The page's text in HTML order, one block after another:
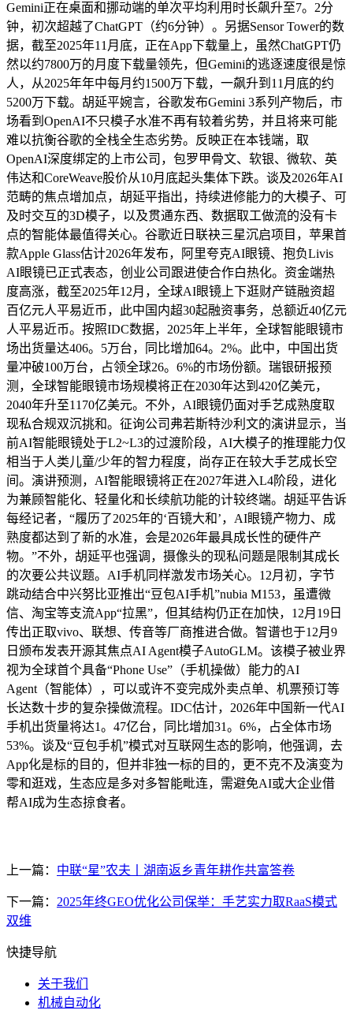
Gemini正在桌面和挪动端的单次平均利用时长飙升至7。2分
钟，初次超越了ChatGPT（约6分钟）。另据Sensor Tower的数
据，截至2025年11月底，正在App下载量上，虽然ChatGPT仍
然以约7800万的月度下载量领先，但Gemini的逃逐速度很是惊
人，从2025年年中每月约1500万下载，一飙升到11月底的约
5200万下载。胡延平婉言，谷歌发布Gemini 3系列产物后，市
场看到OpenAI不只模子水准不再有较着劣势，并且将来可能
难以抗衡谷歌的全栈全生态劣势。反映正在本钱端，取
OpenAI深度绑定的上市公司，包罗甲骨文、软银、微软、英
伟达和CoreWeave股价从10月底起头集体下跌。谈及2026年AI
范畴的焦点增加点，胡延平指出，持续进修能力的大模子、可
及时交互的3D模子，以及贯通东西、数据取工做流的没有卡
点的智能体最值得关心。谷歌近日联袂三星沉启项目，苹果首
款Apple Glass估计2026年发布，阿里夸克AI眼镜、抱负Livis
AI眼镜已正式表态，创业公司跟进使合作白热化。资金端热
度高涨，截至2025年12月，全球AI眼镜上下逛财产链融资超
百亿元人平易近币，此中国内超30起融资事务，总额近40亿元
人平易近币。按照IDC数据，2025年上半年，全球智能眼镜市
场出货量达406。5万台，同比增加64。2%。此中，中国出货
量冲破100万台，占领全球26。6%的市场份额。瑞银研报预
测，全球智能眼镜市场规模将正在2030年达到420亿美元，
2040年升至1170亿美元。不外，AI眼镜仍面对手艺成熟度取
现私合规双沉挑和。征询公司弗若斯特沙利文的演讲显示，当
前AI智能眼镜处于L2~L3的过渡阶段，AI大模子的推理能力仅
相当于人类儿童/少年的智力程度，尚存正在较大手艺成长空
间。演讲预测，AI智能眼镜将正在2027年进入L4阶段，进化
为兼顾智能化、轻量化和长续航功能的计较终端。胡延平告诉
每经记者，“履历了2025年的‘百镜大和’，AI眼镜产物力、成
熟度都达到了新的水准，会是2026年最具成长性的硬件产
物。”不外，胡延平也强调，摄像头的现私问题是限制其成长
的次要公共议题。AI手机同样激发市场关心。12月初，字节
跳动结合中兴努比亚推出“豆包AI手机”nubia M153，虽遭微
信、淘宝等支流App“拉黑”，但其结构仍正在加快，12月19日
传出正取vivo、联想、传音等厂商推进合做。智谱也于12月9
日颁布发表开源其焦点AI Agent模子AutoGLM。该模子被业界
视为全球首个具备“Phone Use”（手机操做）能力的AI
Agent（智能体），可以或许不变完成外卖点单、机票预订等
长达数十步的复杂操做流程。IDC估计，2026年中国新一代AI
手机出货量将达1。47亿台，同比增加31。6%，占全体市场
53%。谈及“豆包手机”模式对互联网生态的影响，他强调，去
App化是标的目的，但并非独一标的目的，更不克不及演变为
零和逛戏，生态应是多对多智能毗连，需避免AI或大企业借
帮AI成为生态掠食者。
上一篇： 中联“星”农夫丨湖南返乡青年耕作共富答卷
下一篇： 2025年终GEO优化公司保举：手艺实力取RaaS模式
双维
快捷导航
关于我们
机械自动化